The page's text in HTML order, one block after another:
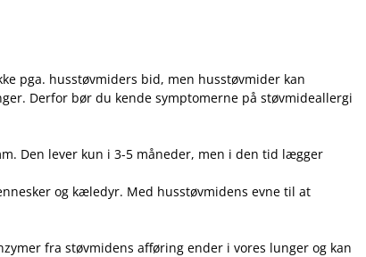
pga. husstøvmiders bid, men husstøvmider kan
Derfor bør du kende symptomerne på støvmideallergi
Den lever kun i 3-5 måneder, men i den tid lægger
og kæledyr. Med husstøvmidens evne til at
fra støvmidens afføring ender i vores lunger og kan